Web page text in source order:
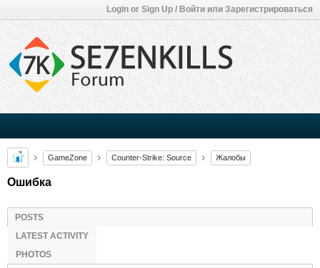
Login or Sign Up / Войти или Зарегистрироваться
GameZone Counter-Strike: Source Жалобы
Ошибка
POSTS
LATEST ACTIVITY
PHOTOS